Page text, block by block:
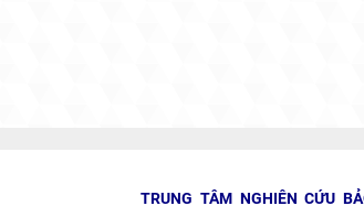
TRUNG TÂM NGHIÊN CỨU